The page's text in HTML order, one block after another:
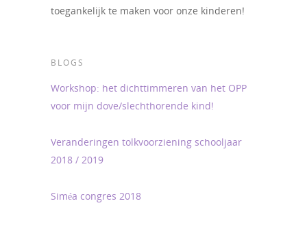
toegankelijk te maken voor onze kinderen!
BLOGS
Workshop: het dichttimmeren van het OPP
voor mijn dove/slechthorende kind!
Veranderingen tolkvoorziening schooljaar
2018 / 2019
Siméa congres 2018